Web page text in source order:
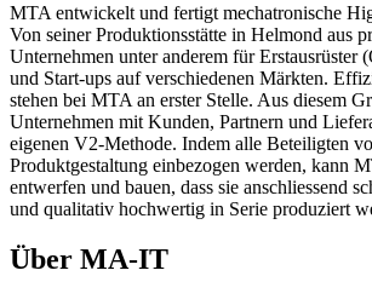
MTA entwickelt und fertigt mechatronische
Von seiner Produktionsstätte in Helmond aus
Unternehmen unter anderem für Erstausrüster
und Start-ups auf verschiedenen Märkten.
stehen bei MTA an erster Stelle. Aus diesem
Unternehmen mit Kunden, Partnern und
eigenen V2-Methode. Indem alle Beteiligten
Produktgestaltung einbezogen werden, kann
entwerfen und bauen, dass sie anschliessend
und qualitativ hochwertig in Serie produziert
Über MA-IT